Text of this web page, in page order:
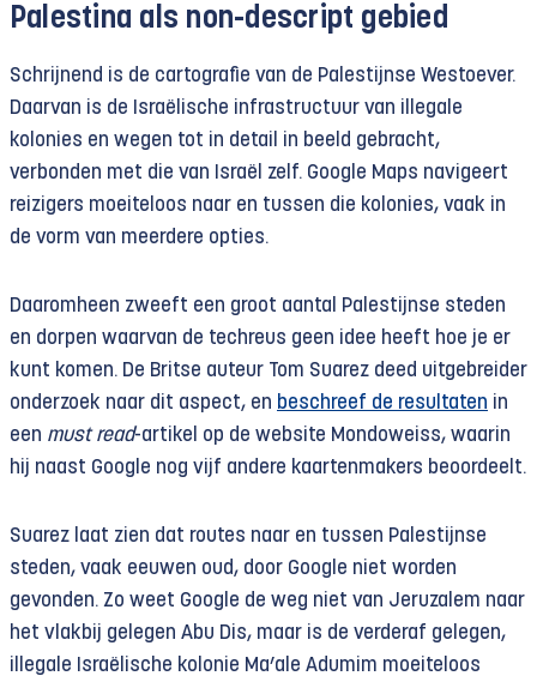
Palestina als non-descript gebied
Schrijnend is de cartografie van de Palestijnse Westoever.
Daarvan is de Israëlische infrastructuur van illegale
kolonies en wegen tot in detail in beeld gebracht,
verbonden met die van Israël zelf. Google Maps navigeert
reizigers moeiteloos naar en tussen die kolonies, vaak in
de vorm van meerdere opties.
Daaromheen zweeft een groot aantal Palestijnse steden
en dorpen waarvan de techreus geen idee heeft hoe je er
kunt komen. De Britse auteur Tom Suarez deed uitgebreider
onderzoek naar dit aspect, en beschreef de resultaten in
een must read-artikel op de website Mondoweiss, waarin
hij naast Google nog vijf andere kaartenmakers beoordeelt.
Suarez laat zien dat routes naar en tussen Palestijnse
steden, vaak eeuwen oud, door Google niet worden
gevonden. Zo weet Google de weg niet van Jeruzalem naar
het vlakbij gelegen Abu Dis, maar is de verderaf gelegen,
illegale Israëlische kolonie Ma’ale Adumim moeiteloos